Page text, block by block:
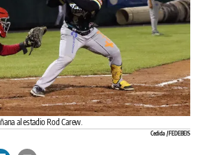
al estadio Rod Carew.
Cedida / FEDEBEIS